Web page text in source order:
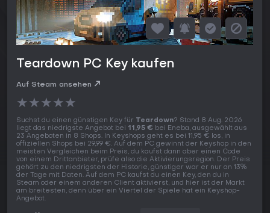
Teardown PC Key kaufen
Auf Steam ansehen
★★★★★
Suchst du einen günstigen Key für Teardown? Stand 8 Aug. 2026
liegt das niedrigste Angebot bei 11,95 € bei Eneba, ausgewählt aus
23 Angeboten in 8 Shops. In Keyshops geht es bei 11,95 € los, in
offiziellen Shops bei 29,99 €. Auf dem PC gewinnt der Keyshop in den
meisten Vergleichen beim Preis, du kaufst dann aber einen Code
von einem Drittanbieter, prüfe also die Aktivierungsregion. Der Preis
gehört zu den niedrigsten der Historie, günstiger war er nur an 13%
der Tage mit Daten. Auf dem PC kaufst du einen Key, den du in
Steam oder einem anderen Client aktivierst, und hier ist der Markt
am breitesten, denn über ein Viertel der Spiele hat ein Keyshop-
Angebot.